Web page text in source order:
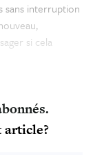
sans interruption
si cela
article?